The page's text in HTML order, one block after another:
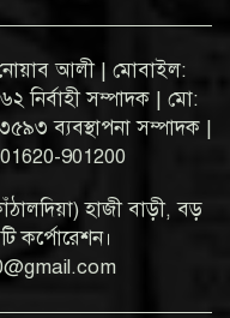
আলী | মোবাইল:
সম্পাদক | মো:
ব্যবস্থাপনা সম্পাদক |
901200
হাজী বাড়ী, বড়
কর্পোরেশন।